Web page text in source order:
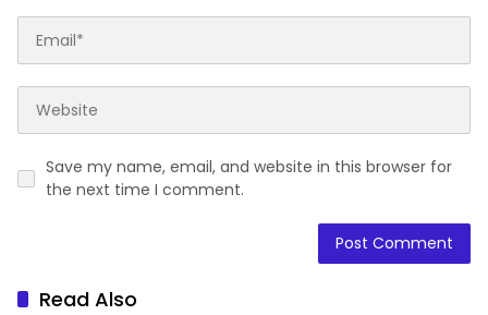
Save my name, email, and website in this browser for
the next time I comment.
Read Also